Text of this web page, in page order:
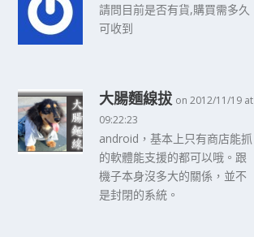
請問目前是否有貨,購買需多久
可收到
大腸麵線拔 on 2012/11/19 at
09:22:23
android，基本上只有商店能抓
的軟體能支援的都可以哦。跟
機子本身沒多大的關係，並不
是封閉的系統。